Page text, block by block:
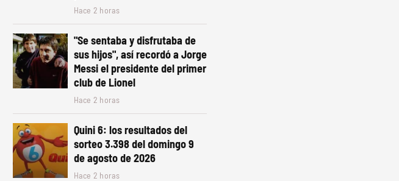
Hace 2 horas
"Se sentaba y disfrutaba de
sus hijos", así recordó a Jorge
Messi el presidente del primer
club de Lionel
Hace 2 horas
Quini 6: los resultados del
sorteo 3.398 del domingo 9
de agosto de 2026
Hace 2 horas